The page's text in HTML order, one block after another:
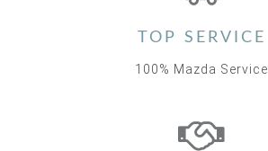
TOP SERVICE
100% Mazda Service